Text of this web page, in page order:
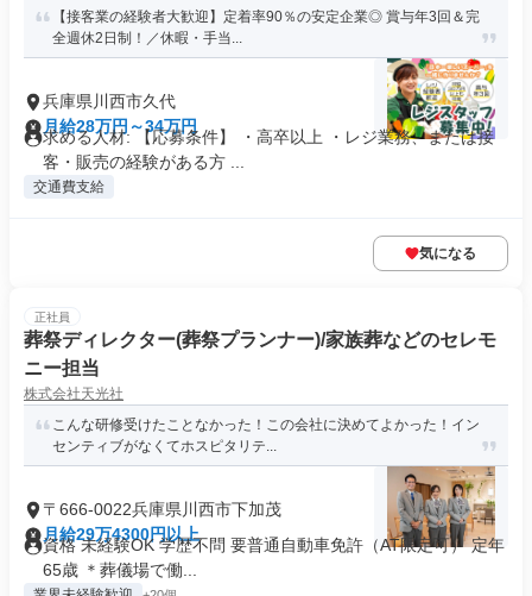
【接客業の経験者大歓迎】定着率90％の安定企業◎ 賞与年3回＆完
全週休2日制！／休暇・手当...
兵庫県川西市久代
月給28万円～34万円
求める人材: 【応募条件】 ・高卒以上 ・レジ業務、または接
客・販売の経験がある方 ...
交通費支給
気になる
正社員
葬祭ディレクター(葬祭プランナー)/家族葬などのセレモ
ニー担当
株式会社天光社
こんな研修受けたことなかった！この会社に決めてよかった！イン
センティブがなくてホスピタリテ...
〒666-0022兵庫県川西市下加茂
月給29万4300円以上
資格 未経験OK 学歴不問 要普通自動車免許（AT限定可） 定年
65歳 ＊葬儀場で働...